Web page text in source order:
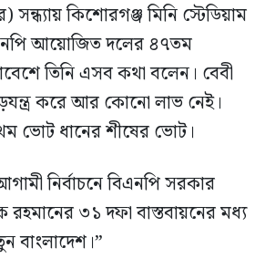
সন্ধ্যায় কিশোরগঞ্জ মিনি স্টেডিয়াম
আয়োজিত দলের ৪৭তম
তিনি এসব কথা বলেন। বেবী
করে আর কোনো লাভ নেই।
ভোট ধানের শীষের ভোট।
নির্বাচনে বিএনপি সরকার
৩১ দফা বাস্তবায়নের মধ্য
বাংলাদেশ।”